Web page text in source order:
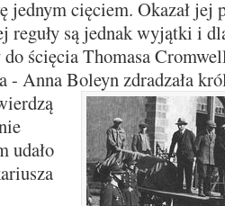
jednym cięciem. Okazał
reguły są jednak wyjątki i
ścięcia Thomasa
- Anna Boleynzdradzała
udało